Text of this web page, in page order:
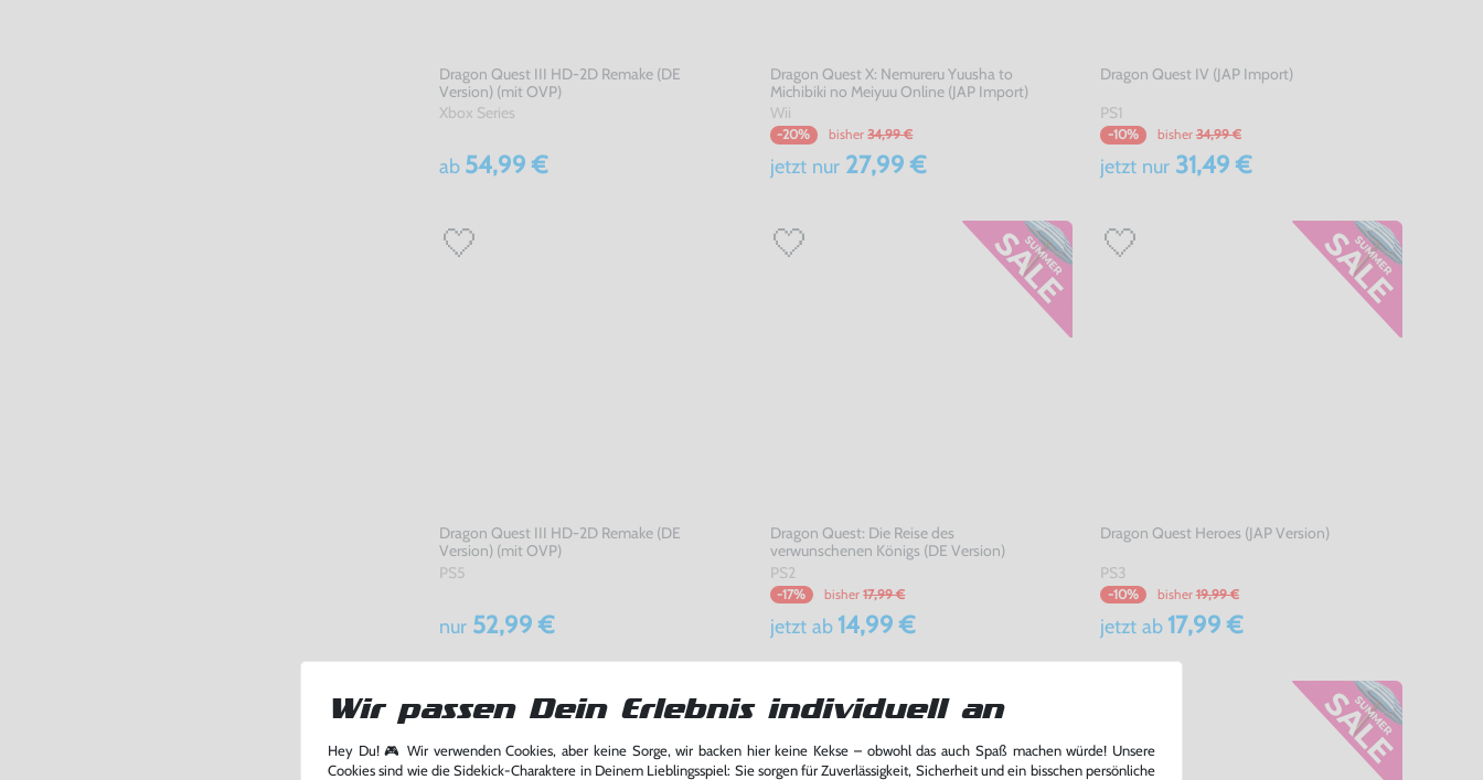
Dragon Quest III HD-2D Remake (DE
Version) (mit OVP)
Xbox Series
ab 54,99 €
Dragon Quest X: Nemureru Yuusha to
Michibiki no Meiyuu Online (JAP Import)
Wii
-20% bisher 34,99 €
jetzt nur27,99 €
Dragon Quest IV (JAP Import)
PS1
-10% bisher 34,99 €
jetzt nur31,49 €
Dragon Quest III HD-2D Remake (DE
Version) (mit OVP)
PS5
nur 52,99 €
Dragon Quest: Die Reise des
verwunschenen Königs (DE Version)
PS2
-17% bisher 17,99 €
jetzt ab 14,99 €
Dragon Quest Heroes (JAP Version)
PS3
-10% bisher 19,99 €
jetzt ab 17,99 €
Wir passen Dein Erlebnis individuell an
Hey Du! 🎮 Wir verwenden Cookies, aber keine Sorge, wir backen hier keine Kekse – obwohl das auch Spaß machen würde! Unsere
Cookies sind wie die Sidekick-Charaktere in Deinem Lieblingsspiel: Sie sorgen für Zuverlässigkeit, Sicherheit und ein bisschen persönliche